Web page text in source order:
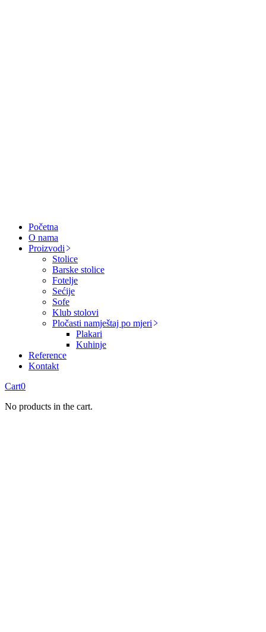
Početna
O nama
Proizvodi
Stolice
Barske stolice
Fotelje
Sećije
Sofe
Klub stolovi
Pločasti namještaj po mjeri
Plakari
Kuhinje
Reference
Kontakt
Cart0
No products in the cart.